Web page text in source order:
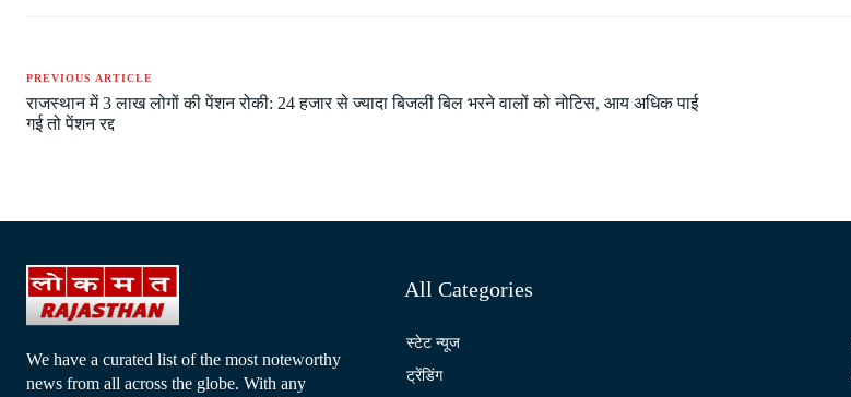
PREVIOUS ARTICLE
राजस्थान में 3 लाख लोगों की पेंशन रोकी: 24 हजार से ज्यादा बिजली बिल भरने वालों को नोटिस, आय अधिक पाई
गई तो पेंशन रद्द
We have a curated list of the most noteworthy
news from all across the globe. With any
All Categories
स्टेट न्यूज
ट्रेंडिंग